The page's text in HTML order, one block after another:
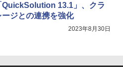
QuickSolution 13.1」、クラ
ージとの連携を強化
2023年8月30日